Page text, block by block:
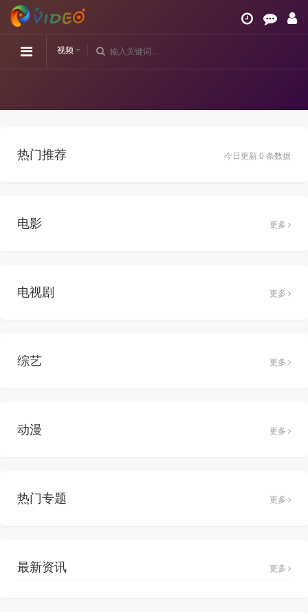
视频
今日更新 0 条数据
热门推荐
电影 更多
电视剧 更多
综艺 更多
动漫 更多
热门专题 更多
最新资讯 更多